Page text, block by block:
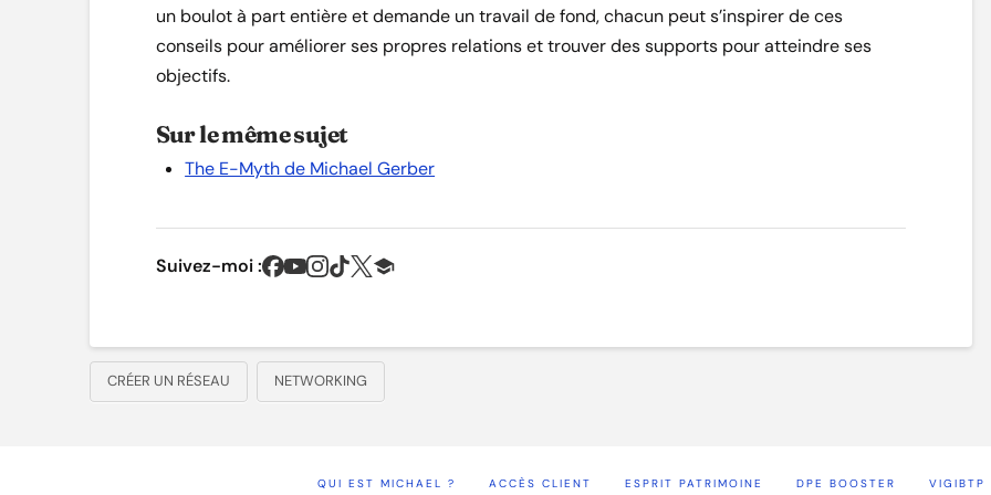
un boulot à part entière et demande un travail de fond, chacun peut s’inspirer de ces
conseils pour améliorer ses propres relations et trouver des supports pour atteindre ses
objectifs.
Sur le même sujet
The E-Myth de Michael Gerber
Suivez-moi :
CRÉER UN RÉSEAU NETWORKING
QUI EST MICHAEL ? ACCÈS CLIENT ESPRIT PATRIMOINE DPE BOOSTER VIGIBTP